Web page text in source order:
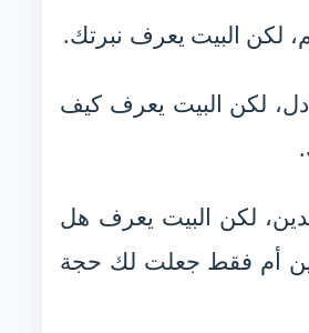
لكن البيت يعرف نبرتك.
لكن البيت يعرف كيف
لكن البيت يعرف هل
أم فقط جعلت لك حجة